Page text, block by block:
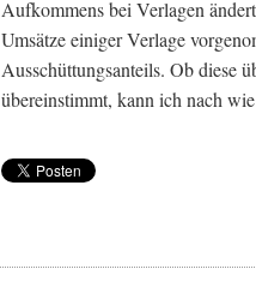
Aufkommens bei Verlagen
Umsätze einiger Verlage
Ausschüttungsanteils. Ob diese
übereinstimmt, kann ich nach